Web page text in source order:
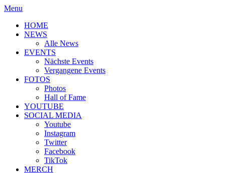
Menu
HOME
NEWS
Alle News
EVENTS
Nächste Events
Vergangene Events
FOTOS
Photos
Hall of Fame
YOUTUBE
SOCIAL MEDIA
Youtube
Instagram
Twitter
Facebook
TikTok
MERCH